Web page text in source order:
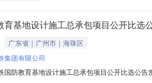
育基地设计施工总承包项目公开比选
广东省｜广州市｜海珠区
集团有限公司
国防教育基地设计施工总承包项目公开比选公